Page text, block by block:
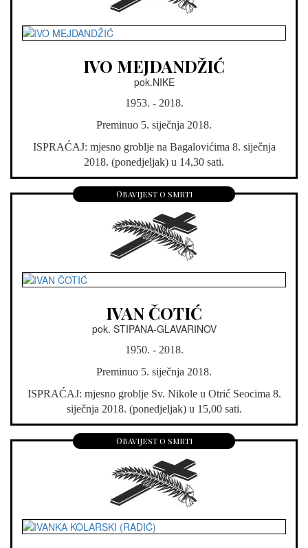
IVO MEJDANDŽIĆ
pok.NIKE
1953. - 2018.
Preminuo 5. siječnja 2018.
ISPRAĆAJ: mjesno groblje na Bagalovićima 8. siječnja
2018. (ponedjeljak) u 14,30 sati.
Obavijest o smrti
IVAN ČOTIĆ
pok. STIPANA-GLAVARINOV
1950. - 2018.
Preminuo 5. siječnja 2018.
ISPRAĆAJ: mjesno groblje Sv. Nikole u Otrić Seocima 8.
siječnja 2018. (ponedjeljak) u 15,00 sati.
Obavijest o smrti